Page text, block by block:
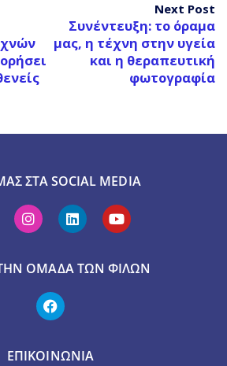
Next Post
Συνέντευξη: το όραμα
μας, η τέχνη στην υγεία
και η θεραπευτική
φωτογραφία
ΣΤΑ SOCIAL MEDIA
ΟΜΆΔΑ ΤΩΝ ΦΊΛΩΝ
ΕΠΙΚΟΙΝΩΝΙΑ